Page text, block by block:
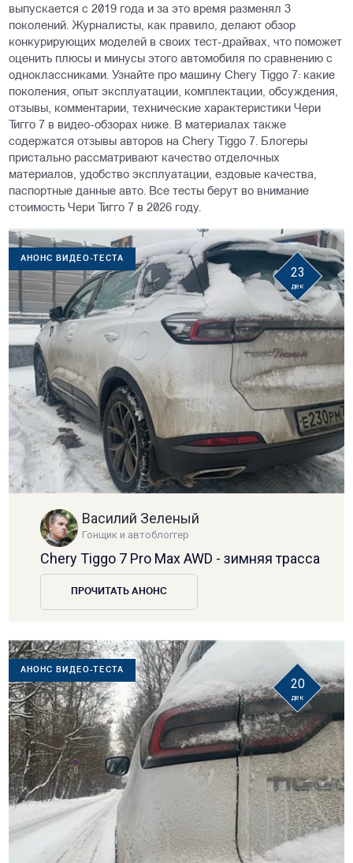
выпускается с 2019 года и за это время разменял 3
поколений. Журналисты, как правило, делают обзор
конкурирующих моделей в своих тест-драйвах, что поможет
оценить плюсы и минусы этого автомобиля по сравнению с
одноклассниками. Узнайте про машину Chery Tiggo 7: какие
поколения, опыт эксплуатации, комплектации, обсуждения,
отзывы, комментарии, технические характеристики Чери
Тигго 7 в видео-обзорах ниже. В материалах также
содержатся отзывы авторов на Chery Tiggo 7. Блогеры
пристально рассматривают качество отделочных
материалов, удобство эксплуатации, ездовые качества,
паспортные данные авто. Все тесты берут во внимание
стоимость Чери Тигго 7 в 2026 году.
АНОНС ВИДЕО-ТЕСТА
23
дек
Василий Зеленый
Гонщик и автоблоггер
Chery Tiggo 7 Pro Max AWD - зимняя трасса
ПРОЧИТАТЬ АНОНС
АНОНС ВИДЕО-ТЕСТА
20
дек